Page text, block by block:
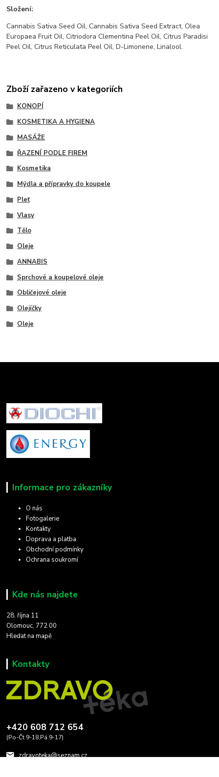
Složení:
Cannabis Sativa Seed Oil, Cannabis Sativa Seed Extract, Olea
Europaea Fruit Oil, Citriodora Clementina Peel Oil, Citrus Paradisi
Peel Oil, Citrus Reticulata Peel Oil, D-Limonene, Linalool.
Zboží zařazeno v kategoriích
KONOPÍ
KOSMETIKA A HYGIENA
MASÁŽE
ŘAZENÍ PODLE FIREM
Kosmetika
Mýdla a přípravky do koupele
Pleť
Vlasy
Tělo
Oleje
ANNABIS
Sprchové a koupelové oleje
Obličejové oleje
Olejíčky
Oleje
Informace pro zákazníky
O nás
Fotogalerie
Kontakty
Doprava a platba
Obchodní podmínky
Ochrana soukromí
Kde nás najdete
28. října 11
Olomouc, 772 00
Hledat na mapě
Kontakty
+420 608 712 654
(Po-Čt 9-18,Pá 9-17)
zdravoteka@seznam.cz